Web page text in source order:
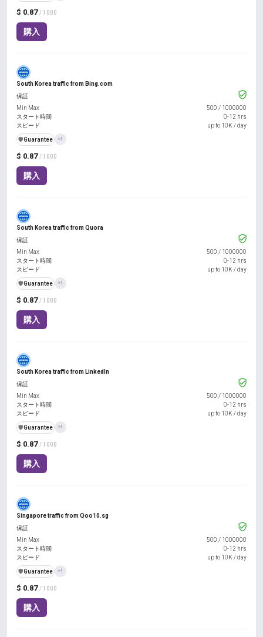
$ 0.87 / 1000
購入
South Korea traffic from Bing.com
$ 0.87 / 1000
購入
保証
Min Max
500 / 1000000
スタート時間
0-12 hrs
スピード
up to 10K / day
️🛡️Guarantee +1
South Korea traffic from Quora
$ 0.87 / 1000
購入
保証
Min Max
500 / 1000000
スタート時間
0-12 hrs
スピード
up to 10K / day
️🛡️Guarantee +1
South Korea traffic from LinkedIn
$ 0.87 / 1000
購入
保証
Min Max
500 / 1000000
スタート時間
0-12 hrs
スピード
up to 10K / day
️🛡️Guarantee +1
Singapore traffic from Qoo10.sg
$ 0.87 / 1000
購入
保証
Min Max
500 / 1000000
スタート時間
0-12 hrs
スピード
up to 10K / day
️🛡️Guarantee +1